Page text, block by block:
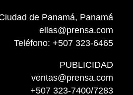
de Panamá, Panamá
ellas@prensa.com
Teléfono: +507 323-6465
PUBLICIDAD
ventas@prensa.com
+507 323-7400/7283